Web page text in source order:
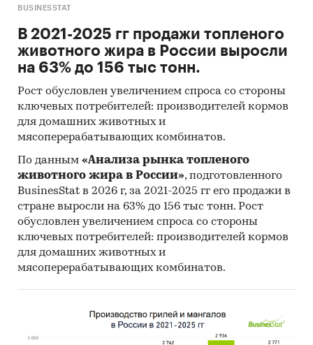
BUSINESSTAT
В 2021-2025 гг продажи топленого
животного жира в России выросли
на 63% до 156 тыс тонн.
Рост обусловлен увеличением спроса со стороны
ключевых потребителей: производителей кормов
для домашних животных и
мясоперерабатывающих комбинатов.
По данным «Анализа рынка топленого
животного жира в России», подготовленного
BusinesStat в 2026 г, за 2021-2025 гг его продажи в
стране выросли на 63% до 156 тыс тонн. Рост
обусловлен увеличением спроса со стороны
ключевых потребителей: производителей кормов
для домашних животных и
мясоперерабатывающих комбинатов.